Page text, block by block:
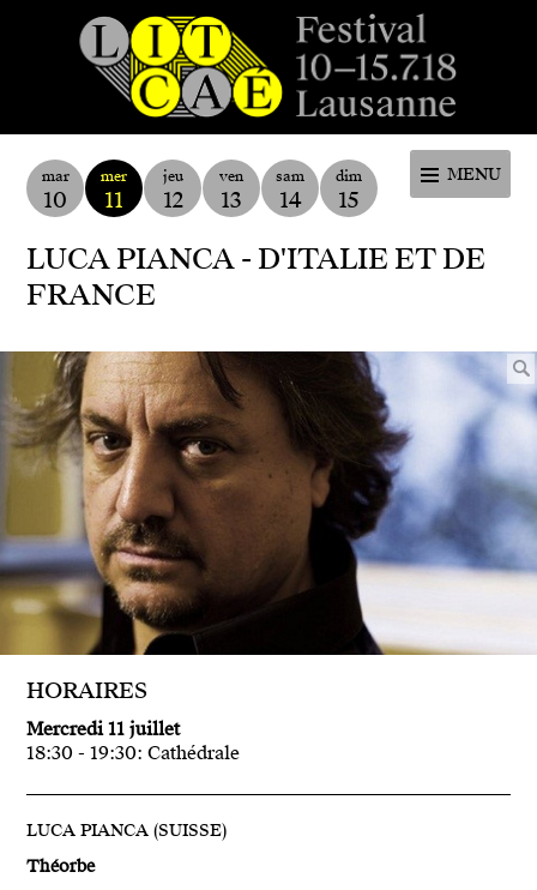
Festival de la cité de Lausanne -
du 4 au 9 juillet 2017 - 46ème
édition
MENU
mar
10
mer
11
jeu
12
ven
13
sam
14
dim
15
LUCA PIANCA - D'ITALIE ET DE
FRANCE
HORAIRES
Mercredi 11 juillet
18:30 - 19:30: Cathédrale
LUCA PIANCA (SUISSE)
Théorbe